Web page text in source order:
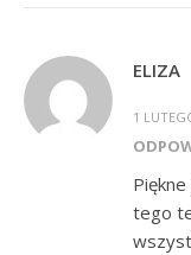
ELIZA
1
tego